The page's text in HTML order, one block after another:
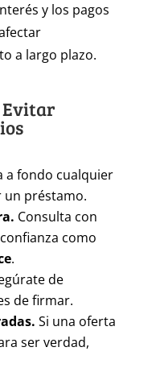
y los pagos
a largo plazo.
Evitar
a fondo cualquier
un préstamo.
Consulta con
como
.
de
de firmar.
Si una oferta
ser verdad,